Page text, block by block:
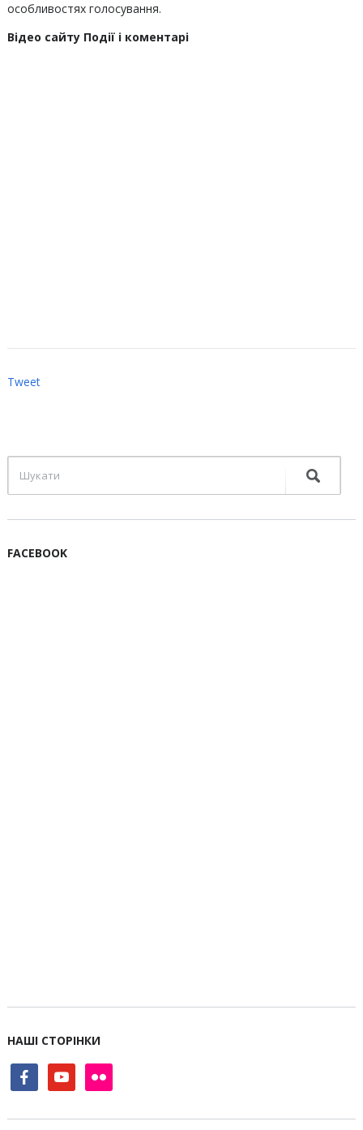
особливостях голосування.
Відео сайту Події і коментарі
Tweet
FACEBOOK
НАШІ СТОРІНКИ
facebookyoutube flickr